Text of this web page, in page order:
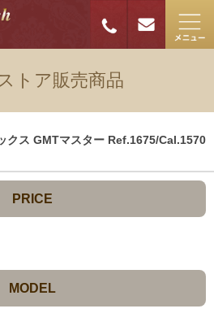
トア販売商品
クス GMTマスター Ref.1675/Cal.1570
PRICE
MODEL